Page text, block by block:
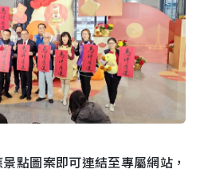
點圖案即可連結至專屬網站，